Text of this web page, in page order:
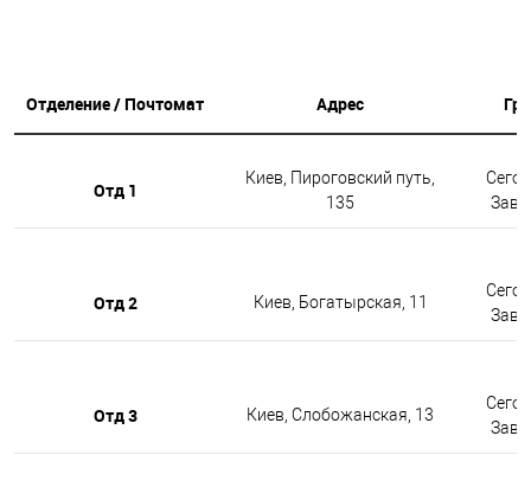
Отделение / Почтомат Адрес
Отд 1
Киев, Пироговский путь,
135
Отд 2 Киев, Богатырская, 11
Отд 3 Киев, Слобожанская, 13